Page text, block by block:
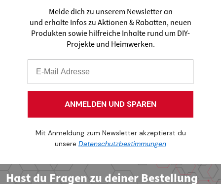
Melde dich zu unserem Newsletter an
und erhalte Infos zu Aktionen & Rabatten, neuen
Produkten sowie hilfreiche Inhalte rund um DIY-
Projekte und Heimwerken.
ANMELDEN UND SPAREN
Mit Anmeldung zum Newsletter akzeptierst du
unsere Datenschutzbestimmungen
Hast du Fragen zu deiner Bestellung